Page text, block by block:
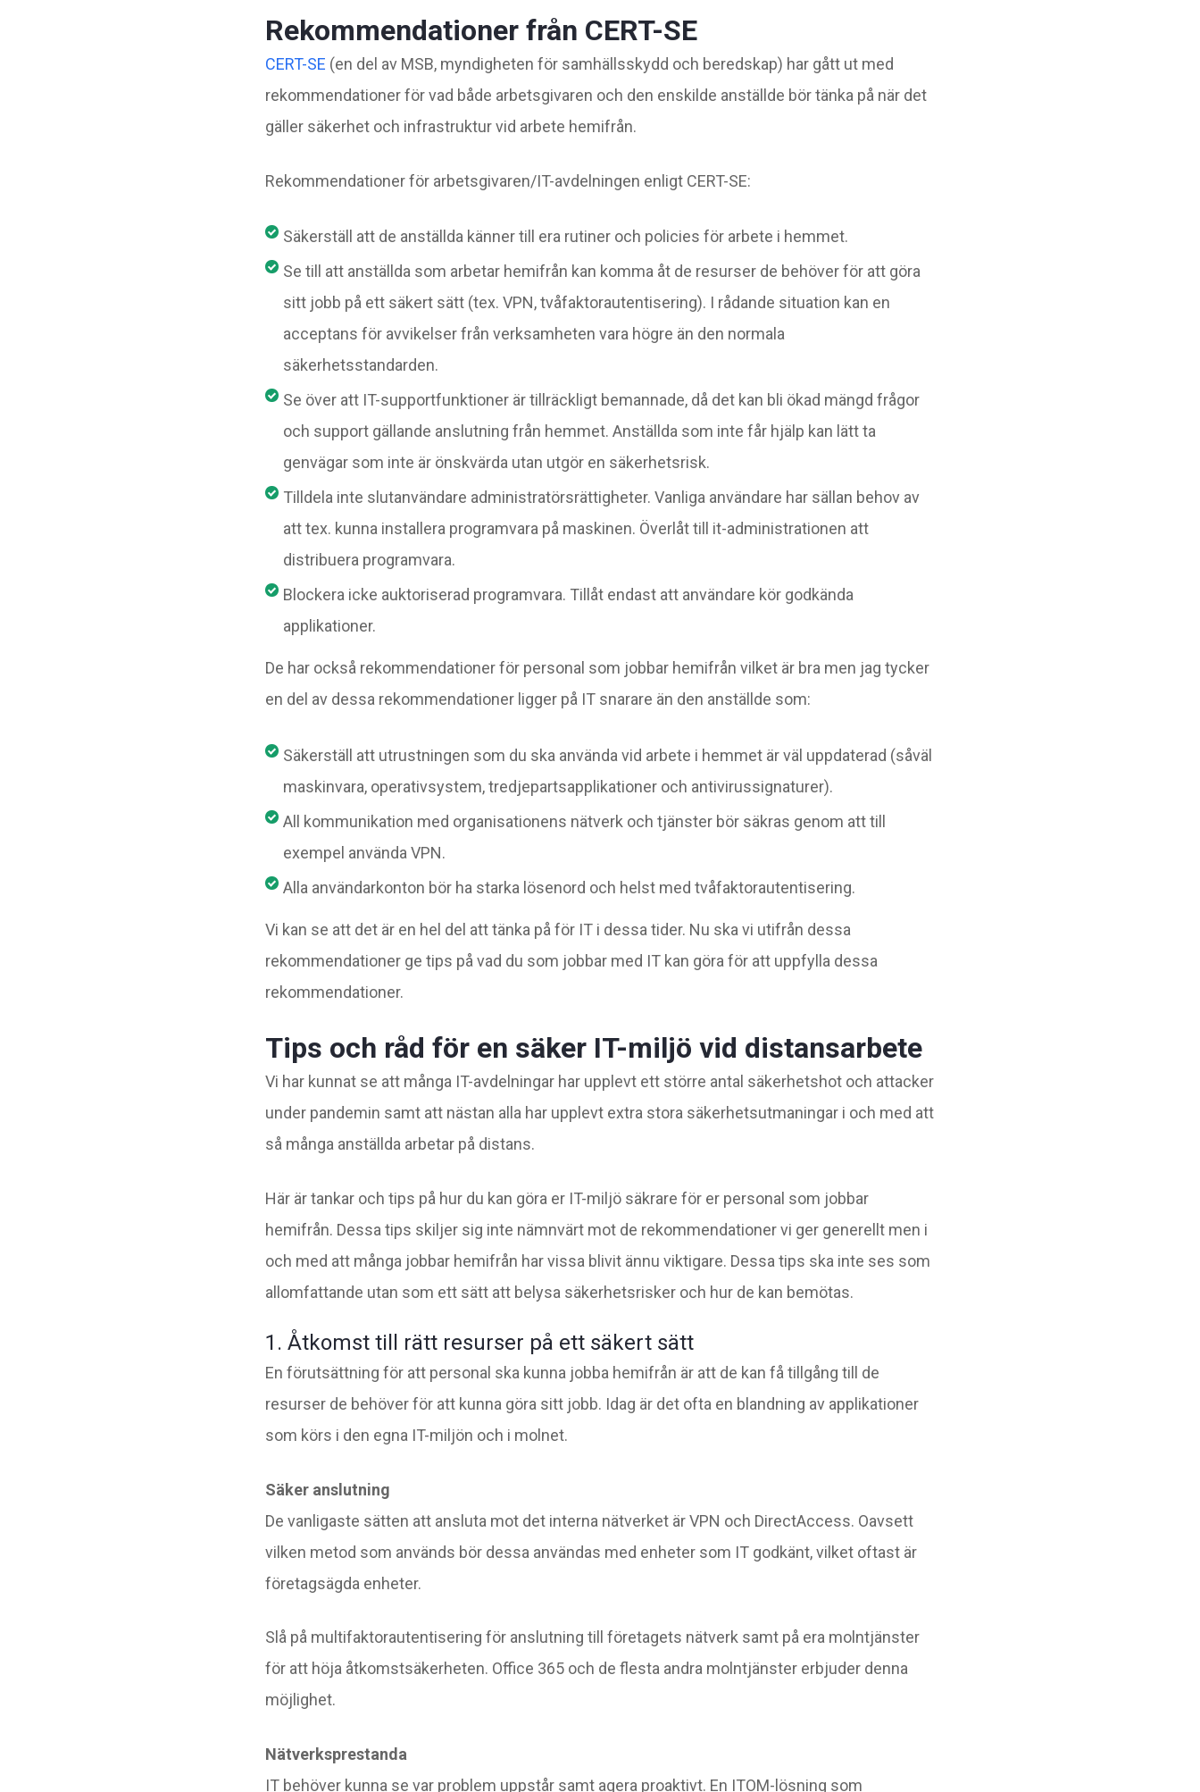
Rekommendationer från CERT-SE
CERT-SE (en del av MSB, myndigheten för samhällsskydd och beredskap) har gått ut med
rekommendationer för vad både arbetsgivaren och den enskilde anställde bör tänka på när det
gäller säkerhet och infrastruktur vid arbete hemifrån.
Rekommendationer för arbetsgivaren/IT-avdelningen enligt CERT-SE:
Säkerställ att de anställda känner till era rutiner och policies för arbete i hemmet.
Se till att anställda som arbetar hemifrån kan komma åt de resurser de behöver för att göra
sitt jobb på ett säkert sätt (tex. VPN, tvåfaktorautentisering). I rådande situation kan en
acceptans för avvikelser från verksamheten vara högre än den normala
säkerhetsstandarden.
Se över att IT-supportfunktioner är tillräckligt bemannade, då det kan bli ökad mängd frågor
och support gällande anslutning från hemmet. Anställda som inte får hjälp kan lätt ta
genvägar som inte är önskvärda utan utgör en säkerhetsrisk.
Tilldela inte slutanvändare administratörsrättigheter. Vanliga användare har sällan behov av
att tex. kunna installera programvara på maskinen. Överlåt till it-administrationen att
distribuera programvara.
Blockera icke auktoriserad programvara. Tillåt endast att användare kör godkända
applikationer.
De har också rekommendationer för personal som jobbar hemifrån vilket är bra men jag tycker
en del av dessa rekommendationer ligger på IT snarare än den anställde som:
Säkerställ att utrustningen som du ska använda vid arbete i hemmet är väl uppdaterad (såväl
maskinvara, operativsystem, tredjepartsapplikationer och antivirussignaturer).
All kommunikation med organisationens nätverk och tjänster bör säkras genom att till
exempel använda VPN.
Alla användarkonton bör ha starka lösenord och helst med tvåfaktorautentisering.
Vi kan se att det är en hel del att tänka på för IT i dessa tider. Nu ska vi utifrån dessa
rekommendationer ge tips på vad du som jobbar med IT kan göra för att uppfylla dessa
rekommendationer.
Tips och råd för en säker IT-miljö vid distansarbete
Vi har kunnat se att många IT-avdelningar har upplevt ett större antal säkerhetshot och attacker
under pandemin samt att nästan alla har upplevt extra stora säkerhetsutmaningar i och med att
så många anställda arbetar på distans.
Här är tankar och tips på hur du kan göra er IT-miljö säkrare för er personal som jobbar
hemifrån. Dessa tips skiljer sig inte nämnvärt mot de rekommendationer vi ger generellt men i
och med att många jobbar hemifrån har vissa blivit ännu viktigare. Dessa tips ska inte ses som
allomfattande utan som ett sätt att belysa säkerhetsrisker och hur de kan bemötas.
1. Åtkomst till rätt resurser på ett säkert sätt
En förutsättning för att personal ska kunna jobba hemifrån är att de kan få tillgång till de
resurser de behöver för att kunna göra sitt jobb. Idag är det ofta en blandning av applikationer
som körs i den egna IT-miljön och i molnet.
Säker anslutning
De vanligaste sätten att ansluta mot det interna nätverket är VPN och DirectAccess. Oavsett
vilken metod som används bör dessa användas med enheter som IT godkänt, vilket oftast är
företagsägda enheter.
Slå på multifaktorautentisering för anslutning till företagets nätverk samt på era molntjänster
för att höja åtkomstsäkerheten. Office 365 och de flesta andra molntjänster erbjuder denna
möjlighet.
Nätverksprestanda
IT behöver kunna se var problem uppstår samt agera proaktivt. En ITOM-lösning som